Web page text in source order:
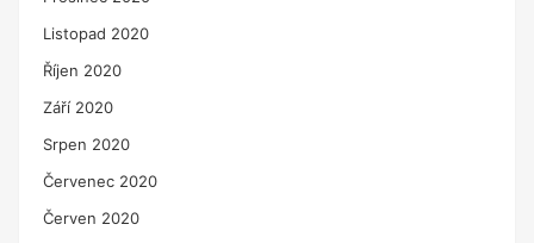
Listopad 2020
Říjen 2020
Září 2020
Srpen 2020
Červenec 2020
Červen 2020